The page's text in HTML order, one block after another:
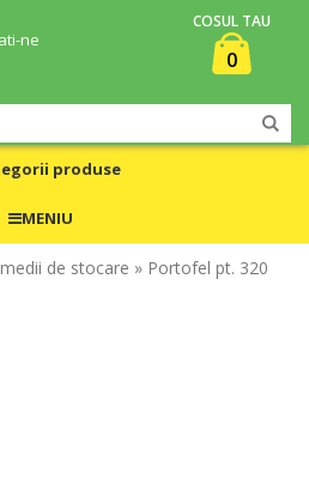
ne
COSUL TAU
0
produse
MENIU
de stocare » Portofel pt. 320